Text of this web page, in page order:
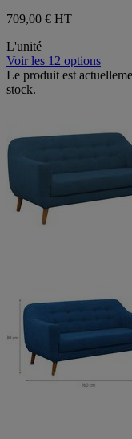
709,00 € HT
L'unité
Voir les 12 options
Le produit est
stock.